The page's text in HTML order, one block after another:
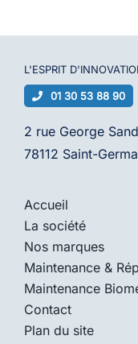
L'ESPRIT D'
01 30 53 88 90
2 rue George Sand
78112 Saint-
Accueil
La société
Nos marques
Maintenance &
Maintenance
Contact
Plan du site